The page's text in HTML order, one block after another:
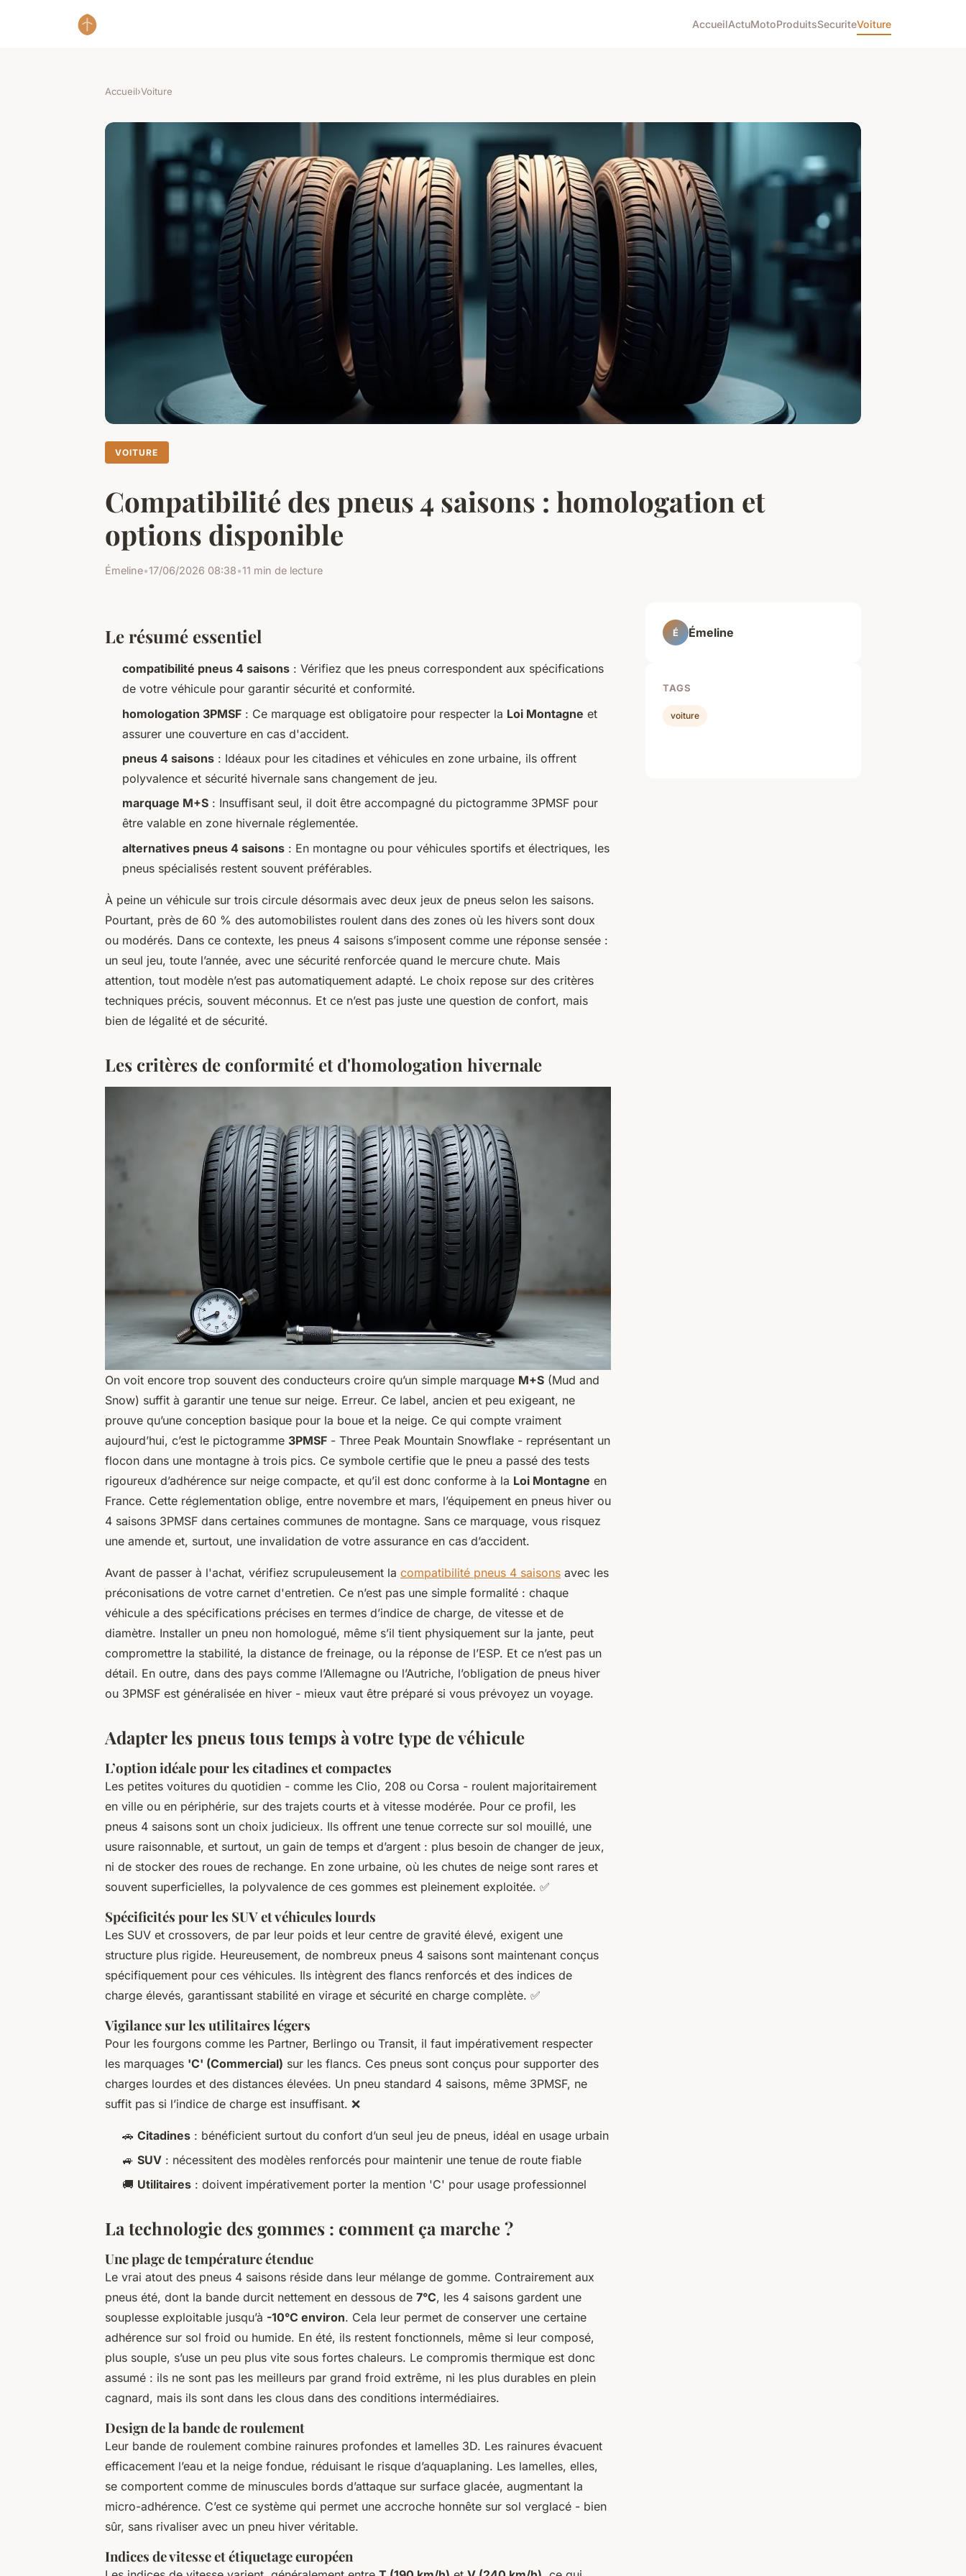
AccueilActuMotoProduitsSecuriteVoiture
Accueil›Voiture
VOITURE
Compatibilité des pneus 4 saisons : homologation et
options disponible
Émeline•17/06/2026 08:38•11 min de lecture
Le résumé essentiel
compatibilité pneus 4 saisons : Vérifiez que les pneus correspondent aux spécifications
de votre véhicule pour garantir sécurité et conformité.
homologation 3PMSF : Ce marquage est obligatoire pour respecter la Loi Montagne et
assurer une couverture en cas d'accident.
pneus 4 saisons : Idéaux pour les citadines et véhicules en zone urbaine, ils offrent
polyvalence et sécurité hivernale sans changement de jeu.
marquage M+S : Insuffisant seul, il doit être accompagné du pictogramme 3PMSF pour
être valable en zone hivernale réglementée.
alternatives pneus 4 saisons : En montagne ou pour véhicules sportifs et électriques, les
pneus spécialisés restent souvent préférables.
À peine un véhicule sur trois circule désormais avec deux jeux de pneus selon les saisons.
Pourtant, près de 60 % des automobilistes roulent dans des zones où les hivers sont doux
ou modérés. Dans ce contexte, les pneus 4 saisons s’imposent comme une réponse sensée :
un seul jeu, toute l’année, avec une sécurité renforcée quand le mercure chute. Mais
attention, tout modèle n’est pas automatiquement adapté. Le choix repose sur des critères
techniques précis, souvent méconnus. Et ce n’est pas juste une question de confort, mais
bien de légalité et de sécurité.
Les critères de conformité et d'homologation hivernale
On voit encore trop souvent des conducteurs croire qu’un simple marquage M+S (Mud and
Snow) suffit à garantir une tenue sur neige. Erreur. Ce label, ancien et peu exigeant, ne
prouve qu’une conception basique pour la boue et la neige. Ce qui compte vraiment
aujourd’hui, c’est le pictogramme 3PMSF - Three Peak Mountain Snowflake - représentant un
flocon dans une montagne à trois pics. Ce symbole certifie que le pneu a passé des tests
rigoureux d’adhérence sur neige compacte, et qu’il est donc conforme à la Loi Montagne en
France. Cette réglementation oblige, entre novembre et mars, l’équipement en pneus hiver ou
4 saisons 3PMSF dans certaines communes de montagne. Sans ce marquage, vous risquez
une amende et, surtout, une invalidation de votre assurance en cas d’accident.
Avant de passer à l'achat, vérifiez scrupuleusement la compatibilité pneus 4 saisons avec les
préconisations de votre carnet d'entretien. Ce n’est pas une simple formalité : chaque
véhicule a des spécifications précises en termes d’indice de charge, de vitesse et de
diamètre. Installer un pneu non homologué, même s’il tient physiquement sur la jante, peut
compromettre la stabilité, la distance de freinage, ou la réponse de l’ESP. Et ce n’est pas un
détail. En outre, dans des pays comme l’Allemagne ou l’Autriche, l’obligation de pneus hiver
ou 3PMSF est généralisée en hiver - mieux vaut être préparé si vous prévoyez un voyage.
Adapter les pneus tous temps à votre type de véhicule
L’option idéale pour les citadines et compactes
Les petites voitures du quotidien - comme les Clio, 208 ou Corsa - roulent majoritairement
en ville ou en périphérie, sur des trajets courts et à vitesse modérée. Pour ce profil, les
pneus 4 saisons sont un choix judicieux. Ils offrent une tenue correcte sur sol mouillé, une
usure raisonnable, et surtout, un gain de temps et d’argent : plus besoin de changer de jeux,
ni de stocker des roues de rechange. En zone urbaine, où les chutes de neige sont rares et
souvent superficielles, la polyvalence de ces gommes est pleinement exploitée. ✅
Spécificités pour les SUV et véhicules lourds
Les SUV et crossovers, de par leur poids et leur centre de gravité élevé, exigent une
structure plus rigide. Heureusement, de nombreux pneus 4 saisons sont maintenant conçus
spécifiquement pour ces véhicules. Ils intègrent des flancs renforcés et des indices de
charge élevés, garantissant stabilité en virage et sécurité en charge complète. ✅
Vigilance sur les utilitaires légers
Pour les fourgons comme les Partner, Berlingo ou Transit, il faut impérativement respecter
les marquages 'C' (Commercial) sur les flancs. Ces pneus sont conçus pour supporter des
charges lourdes et des distances élevées. Un pneu standard 4 saisons, même 3PMSF, ne
suffit pas si l’indice de charge est insuffisant. ❌
🚗 Citadines : bénéficient surtout du confort d’un seul jeu de pneus, idéal en usage urbain
🚙 SUV : nécessitent des modèles renforcés pour maintenir une tenue de route fiable
🚚 Utilitaires : doivent impérativement porter la mention 'C' pour usage professionnel
La technologie des gommes : comment ça marche ?
Une plage de température étendue
Le vrai atout des pneus 4 saisons réside dans leur mélange de gomme. Contrairement aux
pneus été, dont la bande durcit nettement en dessous de 7°C, les 4 saisons gardent une
souplesse exploitable jusqu’à -10°C environ. Cela leur permet de conserver une certaine
adhérence sur sol froid ou humide. En été, ils restent fonctionnels, même si leur composé,
plus souple, s’use un peu plus vite sous fortes chaleurs. Le compromis thermique est donc
assumé : ils ne sont pas les meilleurs par grand froid extrême, ni les plus durables en plein
cagnard, mais ils sont dans les clous dans des conditions intermédiaires.
Design de la bande de roulement
Leur bande de roulement combine rainures profondes et lamelles 3D. Les rainures évacuent
efficacement l’eau et la neige fondue, réduisant le risque d’aquaplaning. Les lamelles, elles,
se comportent comme de minuscules bords d’attaque sur surface glacée, augmentant la
micro-adhérence. C’est ce système qui permet une accroche honnête sur sol verglacé - bien
sûr, sans rivaliser avec un pneu hiver véritable.
Indices de vitesse et étiquetage européen
É Émeline
TAGS
voiture